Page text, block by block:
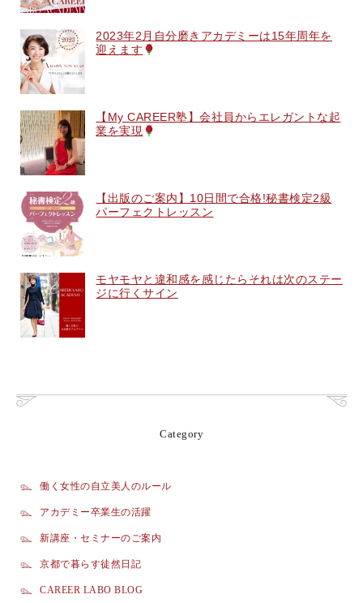
2023年2月自分磨きアカデミーは15年周年を
迎えます
【My CAREER塾】会社員からエレガントな起
業を実現
【出版のご案内】10日間で合格!秘書検定2級
パーフェクトレッスン
モヤモヤと違和感を感じたらそれは次のステー
ジに行くサイン
Category
働く女性の自立美人のルール
アカデミー卒業生の活躍
新講座・セミナーのご案内
京都で暮らす徒然日記
CAREER LABO BLOG